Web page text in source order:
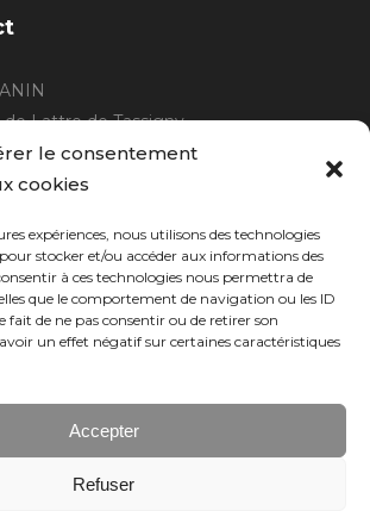
le consentement
cookies
expériences, nous utilisons des technologies
pour stocker et/ou accéder aux informations des
à ces technologies nous permettra de
que le comportement de navigation ou les ID
fait de ne pas consentir ou de retirer son
un effet négatif sur certaines caractéristiques
Accepter
Refuser
de Lattre de Tassigny
Chambertin
29
sur rendez-vous.